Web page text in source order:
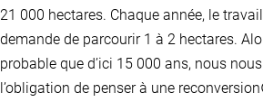
21 000 hectares. Chaque année, le
demande de parcourir 1 à 2 hectares.
probable que d’ici 15 000 ans, nous
l’obligation de penser à une